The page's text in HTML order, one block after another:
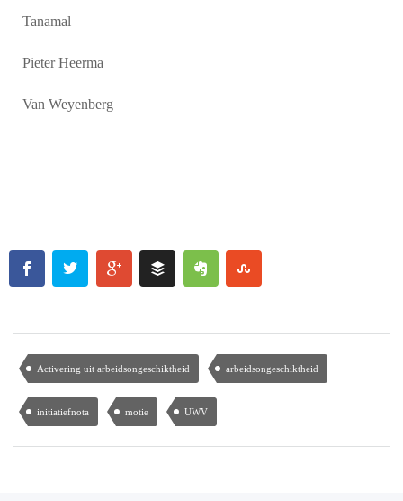
Tanamal
Pieter Heerma
Van Weyenberg
Activering uit arbeidsongeschiktheid arbeidsongeschiktheid
initiatiefnota motie UWV